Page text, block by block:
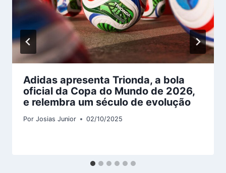
Adidas apresenta Trionda, a bola
oficial da Copa do Mundo de 2026,
e relembra um século de evolução
Por Josias Junior 02/10/2025